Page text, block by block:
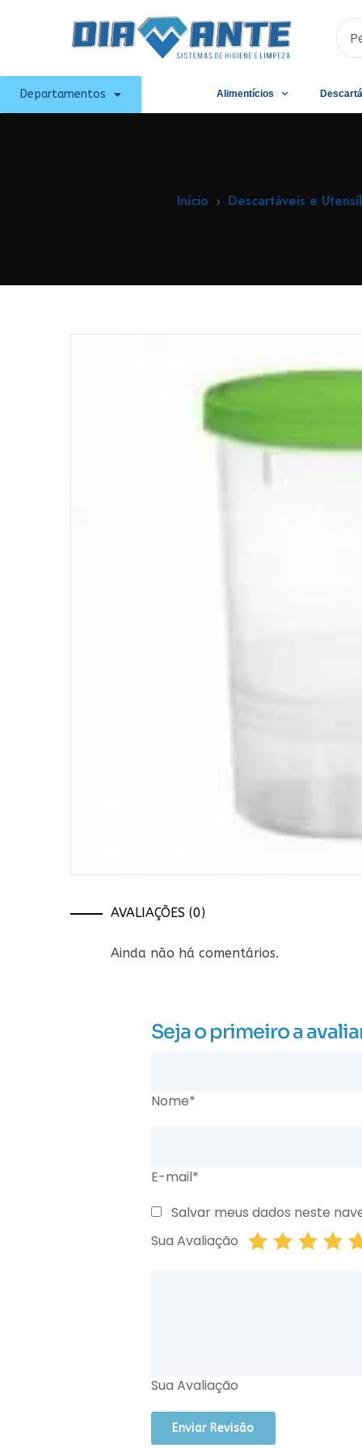
Departamentos Alimentícios
Início Descartáveis e
AVALIAÇÕES (0)
Ainda não há comentários.
Seja o primeiro a
Nome*
E-mail*
Salvar meus dados neste
Sua Avaliação
Sua Avaliação